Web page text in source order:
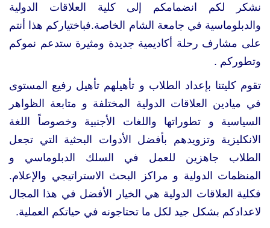
نشكر لكم انضمامكم إلى كلية العلاقات الدولية
والدبلوماسية في جامعة الشام الخاصة.فباختياركم هذا أنتم
على مشارف رحلة أكاديمية جديدة ومثيرة ستدعم نموكم
وتطوركم .
تقوم كليتنا بإعداد الطلاب و تأهيلهم تأهيل رفيع المستوى
في ميادين العلاقات الدولية المختلفة و متابعة الظواهر
السياسية و تطوراتها واللغات الأجنبية وخصوصاً اللغة
الانكليزية وتزويدهم بأفضل الأدوات البحثية التي تجعل
الطلاب جاهزين للعمل في السلك الدبلوماسي و
المنظمات الدولية و مراكز البحث الاستراتيجي والإعلام.
فكلية العلاقات الدولية هي الخيار الأفضل في هذا المجال
لاعدادكم بشكل جيد لكل ما تحتاجونه في حياتكم العملية.